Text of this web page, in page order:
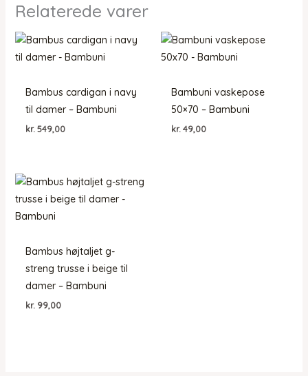
Relaterede varer
Bambus cardigan i navy
til damer – Bambuni
kr.549,00
Bambuni vaskepose
50×70 – Bambuni
kr.49,00
Bambus højtaljet g-
streng trusse i beige til
damer – Bambuni
kr. 99,00